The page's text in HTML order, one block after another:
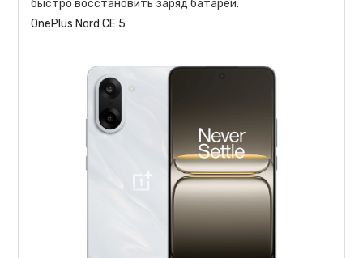
быстро восстановить заряд батареи.
OnePlus Nord CE 5